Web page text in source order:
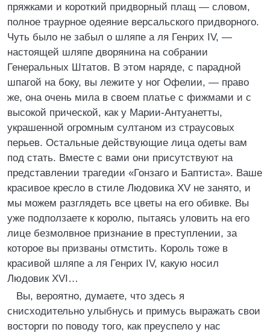
пряжками и короткий придворный плащ — словом,
полное траурное одеяние версальского придворного.
Чуть было не забыл о шляпе а ля Генрих IV, —
настоящей шляпе дворянина на собрании
Генеральных Штатов. В этом наряде, с парадной
шпагой на боку, вы лежите у ног Офелии, — право
же, она очень мила в своем платье с фижмами и с
высокой прической, как у Марии-Антуанетты,
украшенной огромным султаном из страусовых
перьев. Остальные действующие лица одеты вам
под стать. Вместе с вами они присутствуют на
представлении трагедии «Гонзаго и Баптиста». Ваше
красивое кресло в стиле Людовика XV не занято, и
мы можем разглядеть все цветы на его обивке. Вы
уже подползаете к королю, пытаясь уловить на его
лице безмолвное признание в преступлении, за
которое вы призваны отмстить. Король тоже в
красивой шляпе а ля Генрих IV, какую носил
Людовик XVI…
Вы, вероятно, думаете, что здесь я
снисходительно улыбнусь и примусь выражать свои
восторги по поводу того, как преуспело у нас